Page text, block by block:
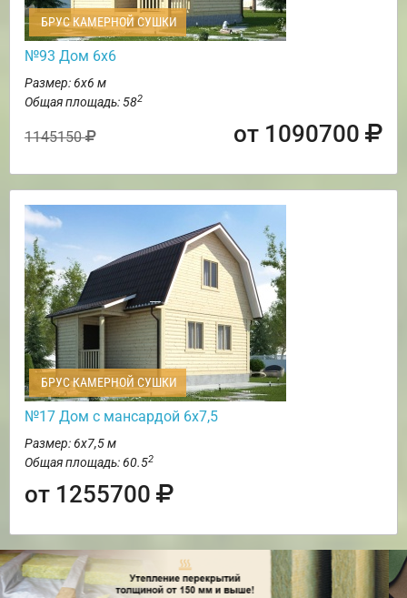
БРУС КАМЕРНОЙ СУШКИ
№93 Дом 6х6
Размер: 6х6 м
Общая площадь: 582
1145150 от 1090700
БРУС КАМЕРНОЙ СУШКИ
№17 Дом с мансардой 6х7,5
Размер: 6х7,5 м
Общая площадь: 60.52
от 1255700